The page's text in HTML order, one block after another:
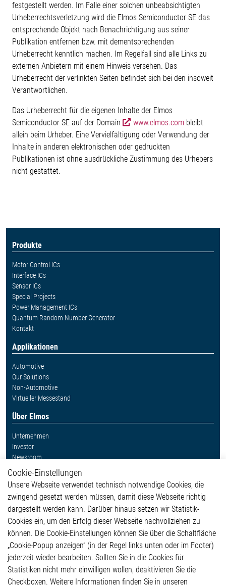
festgestellt werden. Im Falle einer solchen unbeabsichtigten
Urheberrechtsverletzung wird die Elmos Semiconductor SE das
entsprechende Objekt nach Benachrichtigung aus seiner
Publikation entfernen bzw. mit dementsprechenden
Urheberrecht kenntlich machen. Im Regelfall sind alle Links zu
externen Anbietern mit einem Hinweis versehen. Das
Urheberrecht der verlinkten Seiten befindet sich bei den insoweit
Verantwortlichen.
Das Urheberrecht für die eigenen Inhalte der Elmos
Semiconductor SE auf der Domain
www.elmos.com bleibt
allein beim Urheber. Eine Vervielfältigung oder Verwendung der
Inhalte in anderen elektronischen oder gedruckten
Publikationen ist ohne ausdrückliche Zustimmung des Urhebers
nicht gestattet.
Produkte
Motor Control ICs
Interface ICs
Sensor ICs
Special Projects
Power Management ICs
Quantum Random Number Generator
Kontakt
Applikationen
Automotive
Our Solutions
Non-Automotive
Virtueller Messestand
Über Elmos
Unternehmen
Investor
Newsroom
Weitere Links
Glossar
Kontakt
Hinweisgeberschutzsystem
Impressum
Datenschutzerklärung
Cookie-Popup anzeigen
Cookie-Einstellungen
Unsere Webseite verwendet technisch notwendige Cookies, die
zwingend gesetzt werden müssen, damit diese Webseite richtig
dargestellt werden kann. Darüber hinaus setzen wir Statistik-
Cookies ein, um den Erfolg dieser Webseite nachvollziehen zu
können. Die Cookie-Einstellungen können Sie über die Schaltfläche
„Cookie-Popup anzeigen“ (in der Regel links unten oder im Footer)
jederzeit wieder bearbeiten. Sollten Sie in die Cookies für
Statistiken nicht mehr einwilligen wollen, deaktivieren Sie die
Checkboxen. Weitere Informationen finden Sie in unseren